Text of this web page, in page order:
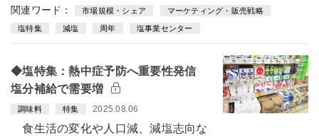
関連ワード： 市場規模・シェア マーケティング・販売戦略
塩特集 減塩 周年 塩事業センター
◆塩特集：熱中症予防へ重要性発信
塩分補給で需要増
調味料 特集 2025.08.06
食生活の変化や人口減、減塩志向な